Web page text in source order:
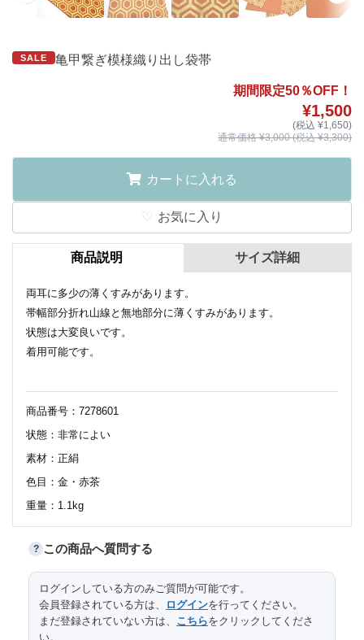
SALE 亀甲繋ぎ模様織り出し袋帯
期間限定50％OFF！
¥1,500
(税込 ¥1,650)
通常価格 ¥3,000 (税込 ¥3,300)
カートに入れる
お気に入り
商品説明
両耳に多少の薄くすみがあります。
帯幅部分折れ山線と無地部分に薄くすみがあります。
状態は大変良いです。
着用可能です。
商品番号：7278601
状態：非常によい
素材：正絹
色目：金・赤茶
重量：1.1kg
サイズ詳細
サイズ（cm）
長さ 424
? この商品へ質問する
ログインしている方のみご質問が可能です。
会員登録されている方は、
ログインを行ってください。
まだ登録されていない方は、 こちらをクリックしてくださ
い。